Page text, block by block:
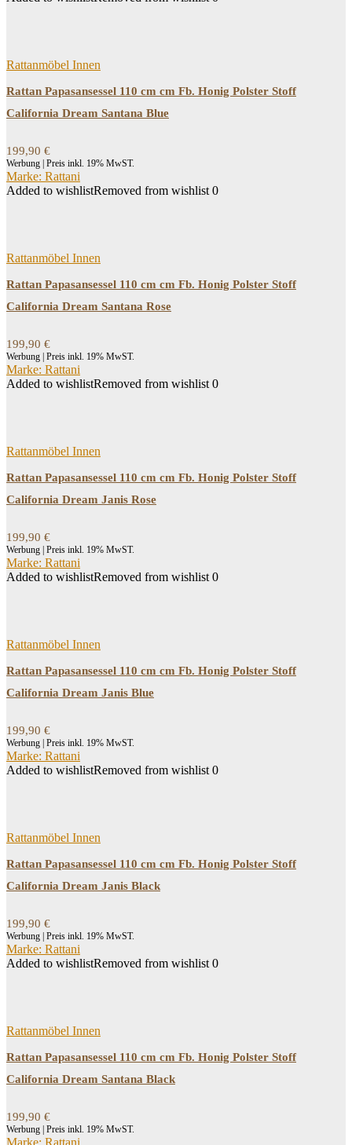
Rattanmöbel Innen
Rattan Papasansessel 110 cm cm Fb. Honig Polster Stoff
California Dream Santana Blue
199,90 €
Werbung | Preis inkl. 19% MwST.
Marke: Rattani
Added to wishlistRemoved from wishlist 0
Rattanmöbel Innen
Rattan Papasansessel 110 cm cm Fb. Honig Polster Stoff
California Dream Santana Rose
199,90 €
Werbung | Preis inkl. 19% MwST.
Marke: Rattani
Added to wishlistRemoved from wishlist 0
Rattanmöbel Innen
Rattan Papasansessel 110 cm cm Fb. Honig Polster Stoff
California Dream Janis Rose
199,90 €
Werbung | Preis inkl. 19% MwST.
Marke: Rattani
Added to wishlistRemoved from wishlist 0
Rattanmöbel Innen
Rattan Papasansessel 110 cm cm Fb. Honig Polster Stoff
California Dream Janis Blue
199,90 €
Werbung | Preis inkl. 19% MwST.
Marke: Rattani
Added to wishlistRemoved from wishlist 0
Rattanmöbel Innen
Rattan Papasansessel 110 cm cm Fb. Honig Polster Stoff
California Dream Janis Black
199,90 €
Werbung | Preis inkl. 19% MwST.
Marke: Rattani
Added to wishlistRemoved from wishlist 0
Rattanmöbel Innen
Rattan Papasansessel 110 cm cm Fb. Honig Polster Stoff
California Dream Santana Black
199,90 €
Werbung | Preis inkl. 19% MwST.
Marke: Rattani